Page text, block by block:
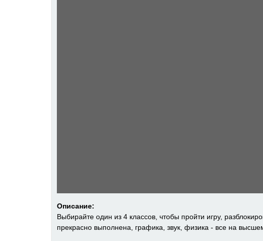
Описание:
Выбирайте один из 4 классов, чтобы пройти игру,
прекрасно выполнена, графика, звук, физика - все на